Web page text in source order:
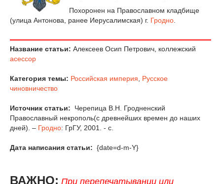
Похоронен на Православном кладбище
(улица Антонова, ранее Иерусалимская) г. Гродно
Название статьи: Алексеев Осип Петрович, коллежский
асессор
Категория темы: Российская империя, Русское
чиновничество
Источник статьи:
Черепица В.Н. Гродненский
Православный некрополь(с древнейших времен до наших
дней). – Гродно: ГрГУ, 2001. - с.
Дата написания статьи: {date=d-m-Y}
ВАЖНО: При перепечатывании или